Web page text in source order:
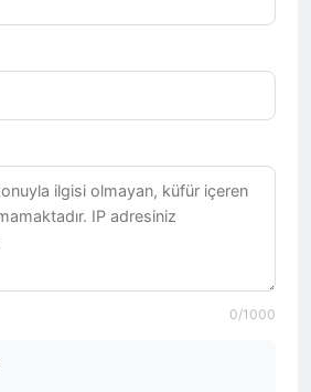
0/1000